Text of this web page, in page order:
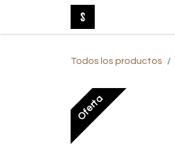
Todos los productos
Oferta